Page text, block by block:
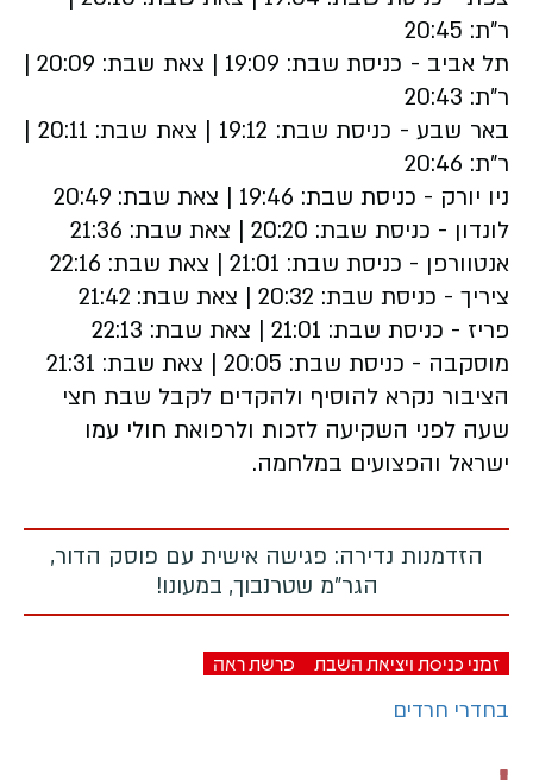
ר"ת: 20:45
תל אביב -
כניסת שבת: 19:09 | צאת שבת: 20:09 |
ר"ת: 20:43
באר שבע -
כניסת שבת: 19:12 | צאת שבת: 20:11 |
ר"ת: 20:46
ניו יורק - כניסת שבת: 19:46 | צאת שבת: 20:49
לונדון - כניסת שבת: 20:20 | צאת שבת: 21:36
אנטוורפן - כניסת שבת: 21:01 | צאת שבת: 22:16
ציריך - כניסת שבת: 20:32 | צאת שבת: 21:42
פריז - כניסת שבת: 21:01 | צאת שבת: 22:13
מוסקבה - כניסת שבת: 20:05 | צאת שבת: 21:31
הציבור נקרא להוסיף ולהקדים לקבל שבת חצי
שעה לפני השקיעה לזכות ולרפואת חולי עמו
ישראל והפצועים במלחמה.
הזדמנות נדירה: פגישה אישית עם פוסק הדור,
הגר"מ שטרנבוך, במעונו!
זמני כניסת ויציאת השבת פרשת ראה
בחדרי חרדים